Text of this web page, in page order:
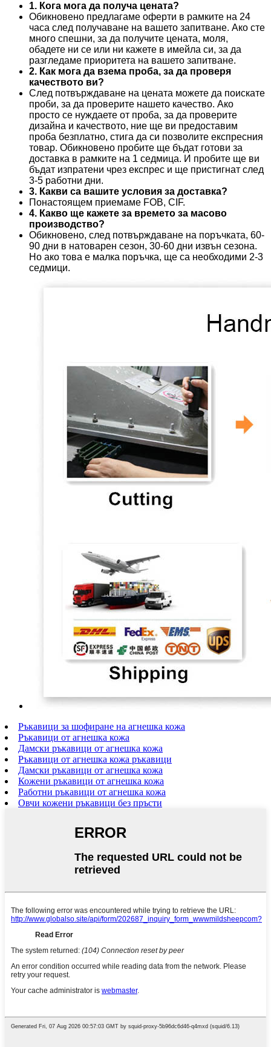
1. Кога мога да получа цената?
Обикновено предлагаме оферти в рамките на 24
часа след получаване на вашето запитване. Ако сте
много спешни, за да получите цената, моля,
обадете ни се или ни кажете в имейла си, за да
разгледаме приоритета на вашето запитване.
2. Как мога да взема проба, за да проверя
качеството ви?
След потвърждаване на цената можете да поискате
проби, за да проверите нашето качество. Ако
просто се нуждаете от проба, за да проверите
дизайна и качеството, ние ще ви предоставим
проба безплатно, стига да си позволите експресния
товар. Обикновено пробите ще бъдат готови за
доставка в рамките на 1 седмица. И пробите ще ви
бъдат изпратени чрез експрес и ще пристигнат след
3-5 работни дни.
3. Какви са вашите условия за доставка?
Понастоящем приемаме FOB, CIF.
4. Какво ще кажете за времето за масово
производство?
Обикновено, след потвърждаване на поръчката, 60-
90 дни в натоварен сезон, 30-60 дни извън сезона.
Но ако това е малка поръчка, ще са необходими 2-3
седмици.
Ръкавици за шофиране на агнешка кожа
Ръкавици от агнешка кожа
Дамски ръкавици от агнешка кожа
Ръкавици от агнешка кожа ръкавици
Дамски ръкавици от агнешка кожа
Кожени ръкавици от агнешка кожа
Работни ръкавици от агнешка кожа
Овчи кожени ръкавици без пръсти